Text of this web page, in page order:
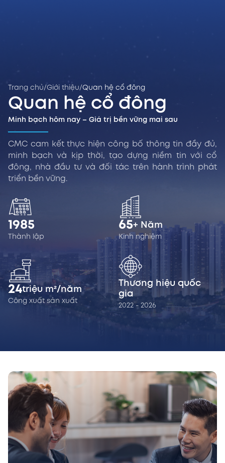
Trang chủ/Giới thiệu/Quan hệ cổ đông
Quan hệ cổ đông
Minh bạch hôm nay – Giá trị bền vững mai sau
CMC cam kết thực hiện công bố thông tin đầy đủ,
minh bạch và kịp thời, tạo dựng niềm tin với cổ
đông, nhà đầu tư và đối tác trên hành trình phát
triển bền vững.
1985
Thành lập
65+ Năm
Kinh nghiệm
24triệu m²/năm
Công xuất sản xuất
Thương hiệu quốc
gia
2022 - 2026